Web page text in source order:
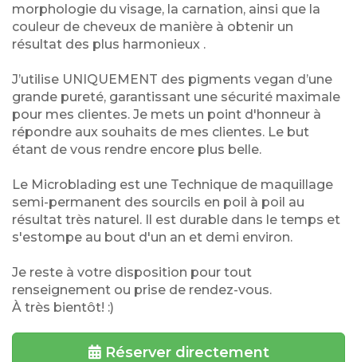
morphologie du visage, la carnation, ainsi que la
couleur de cheveux de manière à obtenir un
résultat des plus harmonieux .
J’utilise UNIQUEMENT des pigments vegan d’une
grande pureté, garantissant une sécurité maximale
pour mes clientes. Je mets un point d'honneur à
répondre aux souhaits de mes clientes. Le but
étant de vous rendre encore plus belle.
Le Microblading est une Technique de maquillage
semi-permanent des sourcils en poil à poil au
résultat très naturel. Il est durable dans le temps et
s'estompe au bout d'un an et demi environ.
Je reste à votre disposition pour tout
renseignement ou prise de rendez-vous.
À très bientôt! :)
Réserver directement